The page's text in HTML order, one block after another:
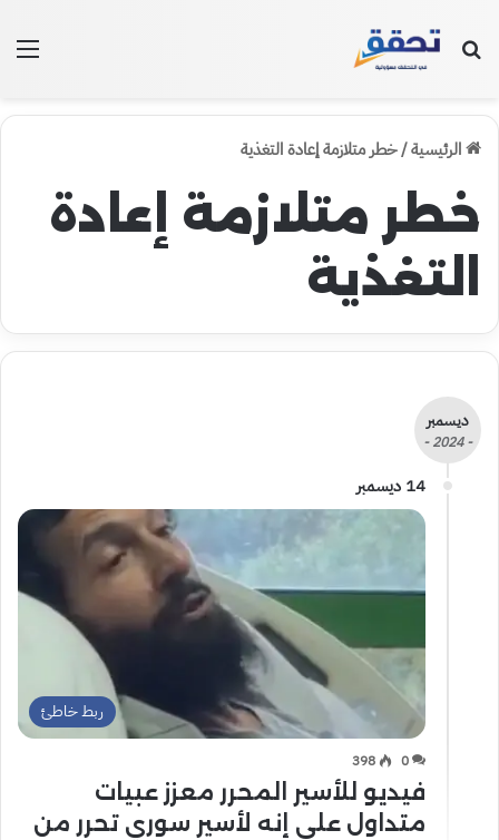
بحث عن
الرئيسية/خطر متلازمة إعادة التغذية
خطر متلازمة إعادة
التغذية
ديسمبر
- 2024 -
14 ديسمبر
ربط خاطئ
0
398
فيديو للأسير المحرر معزز عبيات
متداول على إنه لأسير سوري تحرر من